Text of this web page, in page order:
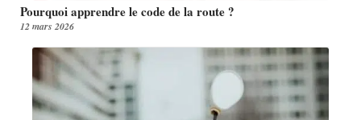
Pourquoi apprendre le code de la route ?
12 mars 2026